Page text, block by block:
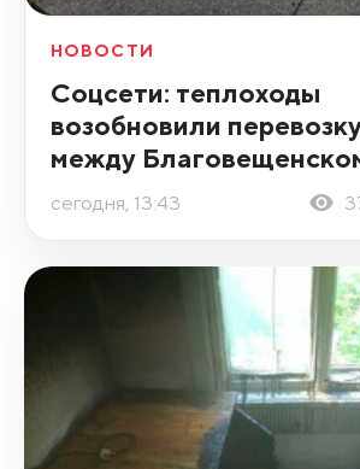
НОВОСТИ
Соцсети: теплоходы
возобновили
между
сегодня, 13:43